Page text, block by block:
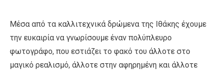
Μέσα από τα καλλιτεχνικά δρώμενα της Ιθάκης έχουμε
την ευκαιρία να γνωρίσουμε έναν πολύπλευρο
φωτογράφο, που εστιάζει το φακό του άλλοτε στο
μαγικό ρεαλισμό, άλλοτε στην αφηρημένη και άλλοτε